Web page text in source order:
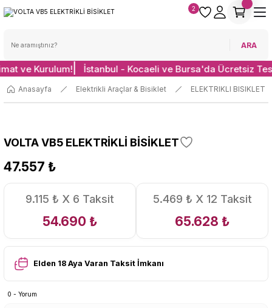
ARA
2
ve Kurulum! İstanbul - Kocaeli ve Bursa'da Ücretsiz
Anasayfa Elektrikli Araçlar & Bisiklet ELEKTRIKLI BISIKLET
VOLTA VB5 ELEKTRİKLİ BİSİKLET
47.557 ₺
9.115 ₺ X 6 Taksit
54.690 ₺
5.469 ₺ X 12 Taksit
65.628 ₺
Elden 18 Aya Varan Taksit İmkanı
0 - Yorum